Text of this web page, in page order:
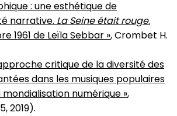
: une esthétique de
narrative. La Seine était rouge.
1961 de Leïla Sebbar », Crombet H.
critique de la diversité des
dans les musiques populaires
mondialisation numérique »,
2019).